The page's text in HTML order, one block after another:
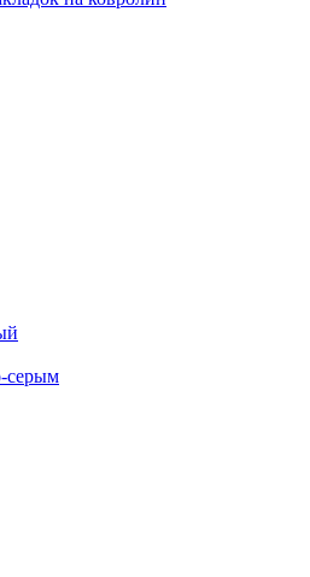
серым